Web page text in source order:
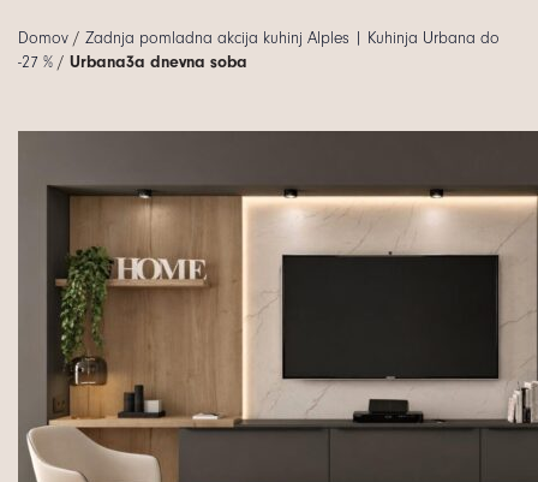
Domov / Zadnja pomladna akcija kuhinj Alples | Kuhinja Urbana do
-27 % / Urbana3a dnevna soba